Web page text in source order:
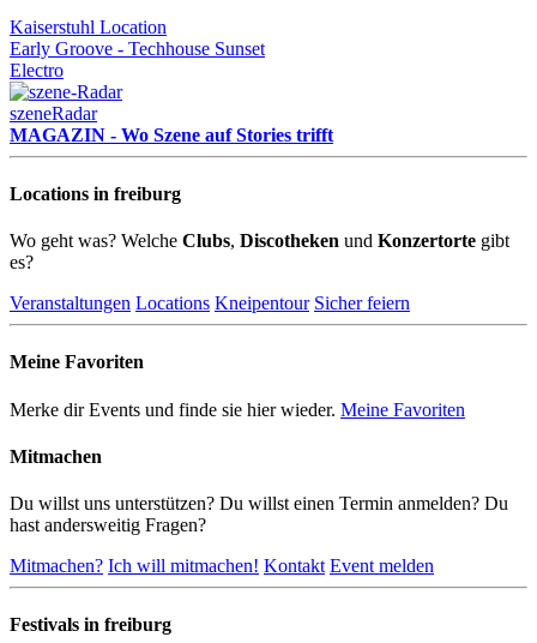
Kaiserstuhl Location
Early Groove - Techhouse Sunset
Electro
szeneRadar
MAGAZIN - Wo Szene auf Stories trifft
Locations in freiburg
Wo geht was? Welche Clubs, Discotheken und Konzertorte gibt
es?
Veranstaltungen Locations Kneipentour Sicher feiern
Meine Favoriten
Merke dir Events und finde sie hier wieder. Meine Favoriten
Mitmachen
Du willst uns unterstützen? Du willst einen Termin anmelden? Du
hast andersweitig Fragen?
Mitmachen? Ich will mitmachen! Kontakt Event melden
Festivals in freiburg